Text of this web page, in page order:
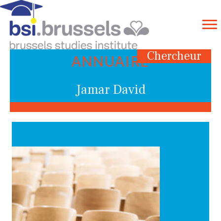
Chercheur
ANNUAIRE
Jamar David